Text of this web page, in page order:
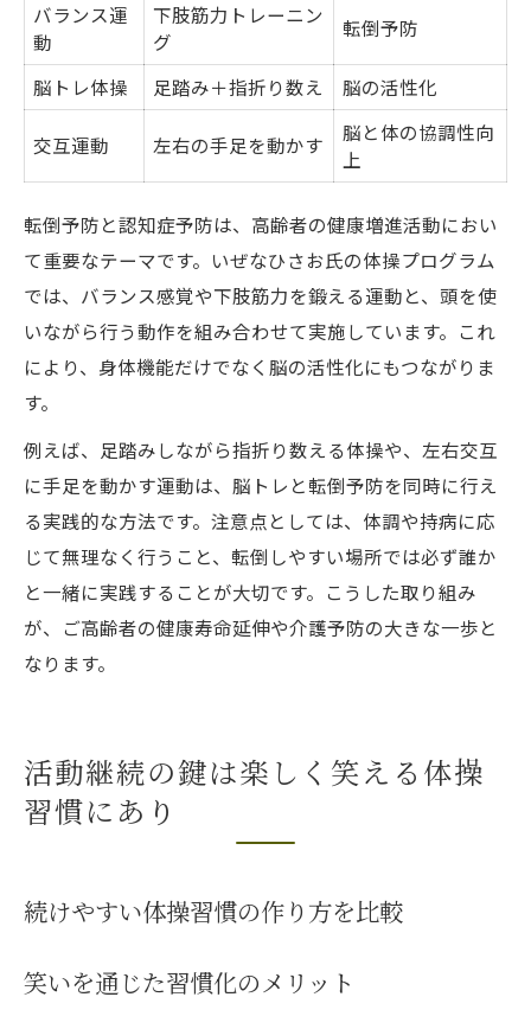
バランス運
動
下肢筋力トレーニン
グ
転倒予防
脳トレ体操 足踏み＋指折り数え 脳の活性化
交互運動 左右の手足を動かす
脳と体の協調性向
上
転倒予防と認知症予防は、高齢者の健康増進活動におい
て重要なテーマです。いぜなひさお氏の体操プログラム
では、バランス感覚や下肢筋力を鍛える運動と、頭を使
いながら行う動作を組み合わせて実施しています。これ
により、身体機能だけでなく脳の活性化にもつながりま
す。
例えば、足踏みしながら指折り数える体操や、左右交互
に手足を動かす運動は、脳トレと転倒予防を同時に行え
る実践的な方法です。注意点としては、体調や持病に応
じて無理なく行うこと、転倒しやすい場所では必ず誰か
と一緒に実践することが大切です。こうした取り組み
が、ご高齢者の健康寿命延伸や介護予防の大きな一歩と
なります。
活動継続の鍵は楽しく笑える体操
習慣にあり
続けやすい体操習慣の作り方を比較
笑いを通じた習慣化のメリット